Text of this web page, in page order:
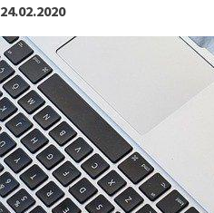
24.02.2020